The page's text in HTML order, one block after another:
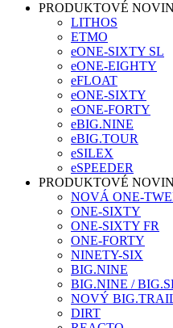
PRODUKTOVÉ
LITHOS
ETMO
eONE-SIXTY SL
eONE-EIGHTY
eFLOAT
eONE-SIXTY
eONE-FORTY
eBIG.NINE
eBIG.TOUR
eSILEX
eSPEEDER
PRODUKTOVÉ
NOVÁ ONE-
ONE-SIXTY
ONE-SIXTY FR
ONE-FORTY
NINETY-SIX
BIG.NINE
BIG.NINE /
NOVÝ
DIRT